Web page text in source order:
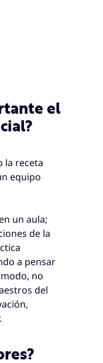
el
la receta
equipo
un aula;
de la
a pensar
no
del